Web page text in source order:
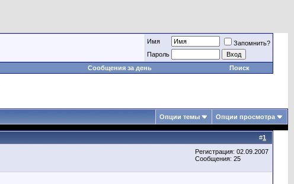
Имя
Запомнить?
Пароль
Сообщения за день Поиск
Опции темы Опции просмотра
#1
Регистрация: 02.09.2007
Сообщения: 25